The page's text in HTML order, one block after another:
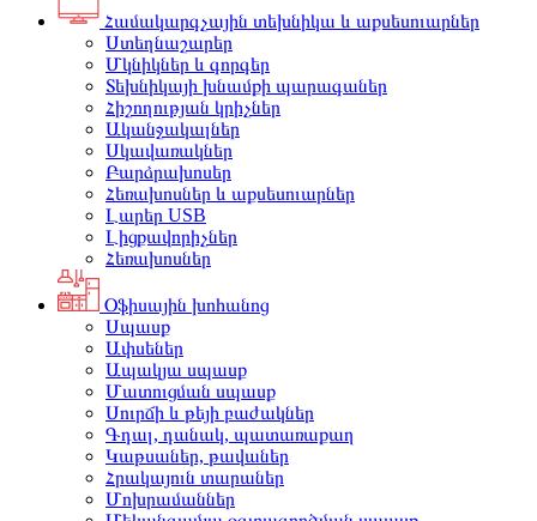
Համակարգչային տեխնիկա և աքսեսուարներ
Ստեղնաշարեր
Մկնիկներ և գորգեր
Տեխնիկայի խնամքի պարագաներ
Հիշողության կրիչներ
Ականջակալներ
Սկավառակներ
Բարձրախոսեր
Հեռախոսներ և աքսեսուարներ
Լարեր USB
Լիցքավորիչներ
Հեռախոսներ
Օֆիսային խոհանոց
Սպասք
Ափսեներ
Ապակյա սպասք
Մատուցման սպասք
Սուրճի և թեյի բաժակներ
Գդալ, դանակ, պատառաքաղ
Կաթսաներ, թավաներ
Հրակայուն տարաներ
Մոխրամաններ